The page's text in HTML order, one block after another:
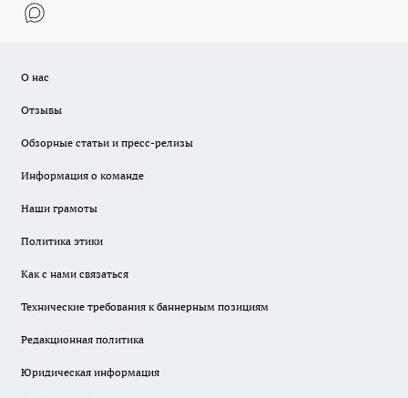
О нас
Отзывы
Обзорные статьи и пресс-релизы
Информация о команде
Наши грамоты
Политика этики
Как с нами связаться
Технические требования к баннерным позициям
Редакционная политика
Юридическая информация